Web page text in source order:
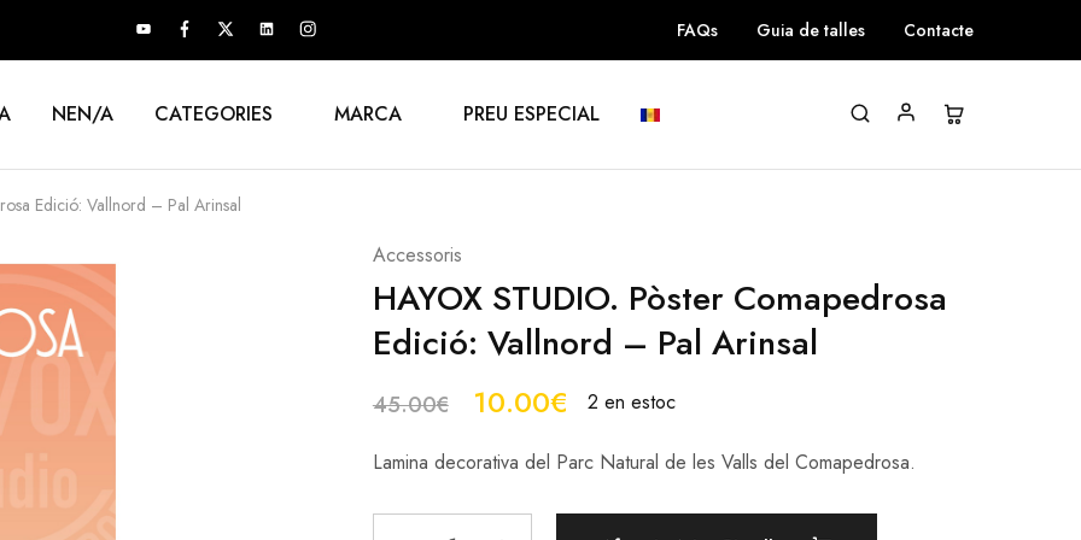
FAQs Guia de talles Contacte
NEN/A CATEGORIES MARCA PREU ESPECIAL
Edició: Vallnord – Pal Arinsal
Accessoris
HAYOX STUDIO. Pòster Comapedrosa
Edició: Vallnord – Pal Arinsal
45.00€ 10.00€ 2 en estoc
Lamina decorativa del Parc Natural de les Valls del Comapedrosa.